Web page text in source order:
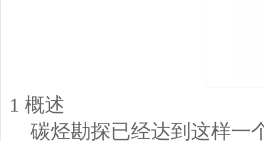
1 概述
碳烃勘探已经达到这样一